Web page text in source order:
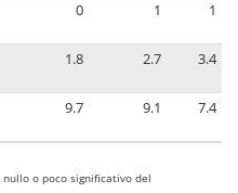
0 1 1
1.8 2.7 3.4
9.7 9.1 7.4
o poco significativo del